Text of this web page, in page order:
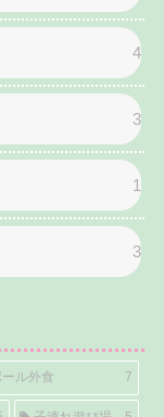
4
3
1
3
ル外食 7